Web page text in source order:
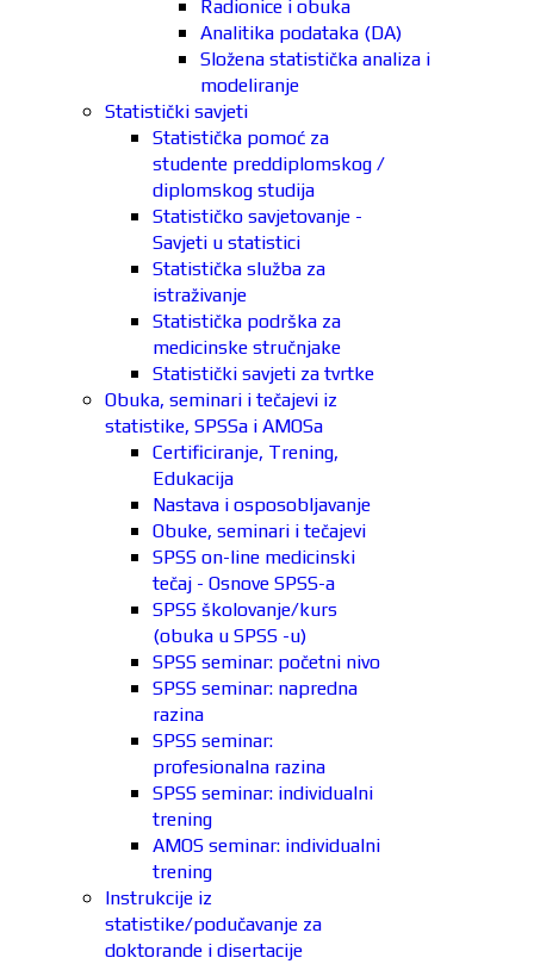
Radionice i obuka
Analitika podataka (DA)
Složena statistička analiza i
modeliranje
Statistički savjeti
Statistička pomoć za
studente preddiplomskog /
diplomskog studija
Statističko savjetovanje -
Savjeti u statistici
Statistička služba za
istraživanje
Statistička podrška za
medicinske stručnjake
Statistički savjeti za tvrtke
Obuka, seminari i tečajevi iz
statistike, SPSSa i AMOSa
Certificiranje, Trening,
Edukacija
Nastava i osposobljavanje
Obuke, seminari i tečajevi
SPSS on-line medicinski
tečaj - Osnove SPSS-a
SPSS školovanje/kurs
(obuka u SPSS -u)
SPSS seminar: početni nivo
SPSS seminar: napredna
razina
SPSS seminar:
profesionalna razina
SPSS seminar: individualni
trening
AMOS seminar: individualni
trening
Instrukcije iz
statistike/podučavanje za
doktorande i disertacije